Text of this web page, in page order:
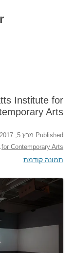
Institute for
Arts
Published מרץ 5, 2017
for Contemporary Arts
.
תמונה קודמת